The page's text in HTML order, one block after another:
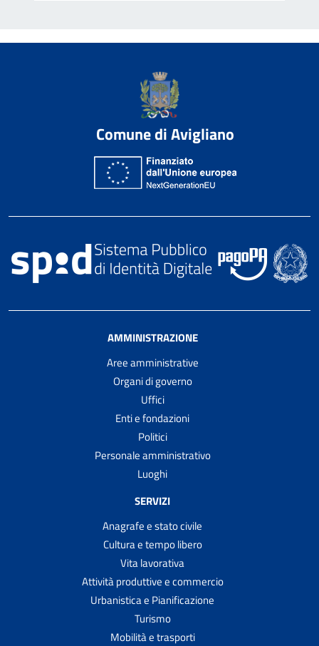
Comune di Avigliano
AMMINISTRAZIONE
Aree amministrative
Organi di governo
Uffici
Enti e fondazioni
Politici
Personale amministrativo
Luoghi
SERVIZI
Anagrafe e stato civile
Cultura e tempo libero
Vita lavorativa
Attività produttive e commercio
Urbanistica e Pianificazione
Turismo
Mobilità e trasporti